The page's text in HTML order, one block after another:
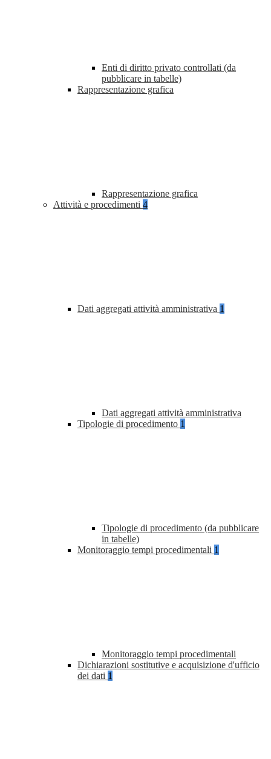
Enti di diritto privato controllati (da
pubblicare in tabelle)
Rappresentazione grafica
Rappresentazione grafica
Attività e procedimenti 4
Dati aggregati attività amministrativa 1
Dati aggregati attività amministrativa
Tipologie di procedimento 1
Tipologie di procedimento (da pubblicare
in tabelle)
Monitoraggio tempi procedimentali 1
Monitoraggio tempi procedimentali
Dichiarazioni sostitutive e acquisizione d'ufficio
dei dati 1